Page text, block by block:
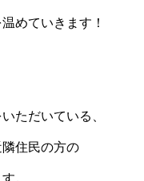
めていきます！
ただいている、
住民の方の
。